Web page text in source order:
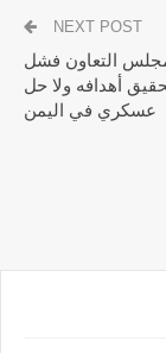
NEXT POST
التعاون فشل
أهدافه ولا حل
عسكري في اليمن